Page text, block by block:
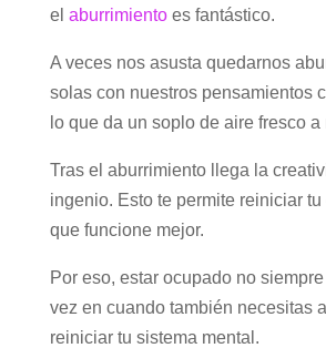
el aburrimiento es fantástico.
A veces nos asusta quedarnos
solas con nuestros pensamientos
lo que da un soplo de aire fresco a
Tras el aburrimiento llega la
ingenio. Esto te permite reiniciar tu
que funcione mejor.
Por eso, estar ocupado no
vez en cuando también necesitas
reiniciar tu sistema mental.